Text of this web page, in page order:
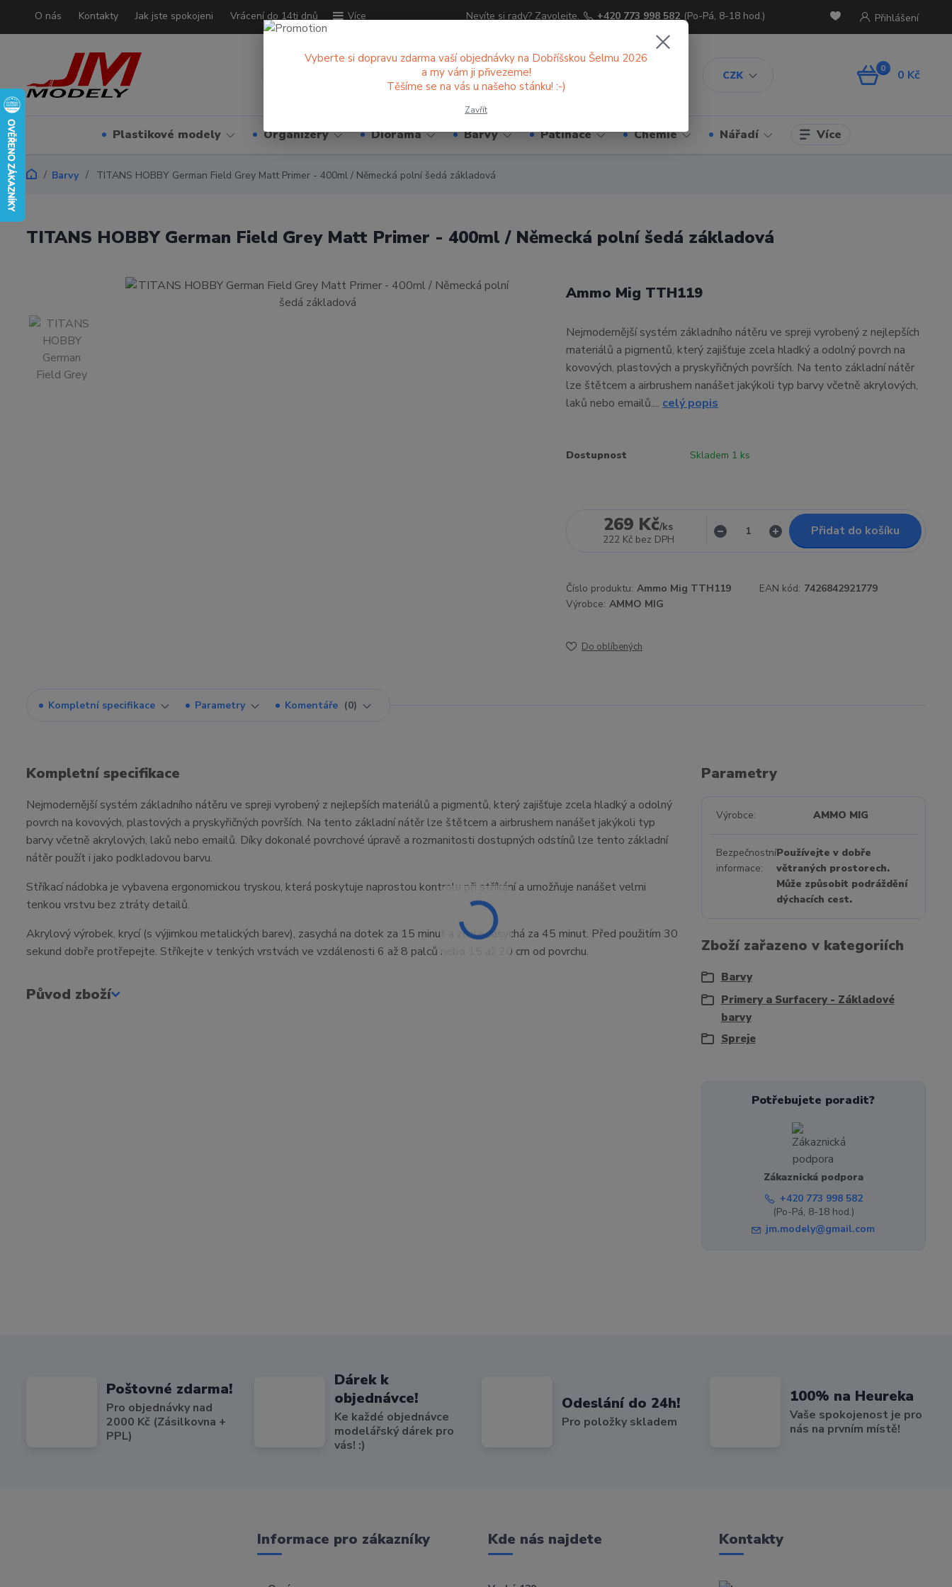
O nás Kontakty Jak jste spokojeni Vrácení do 14ti dnů Více
CZK
Přihlášení
Nevíte si rady? Zavolejte. +420 773 998 582 (Po-Pá, 8-18 hod.)
0 0 Kč
Plastikové modely Organizéry Diorama Barvy Patinace Chemie Nářadí Více
Barvy TITANS HOBBY German Field Grey Matt Primer - 400ml / Německá polní šedá základová
TITANS HOBBY German Field Grey Matt Primer - 400ml / Německá polní šedá základová
Ammo Mig TTH119
Nejmodernější systém základního nátěru ve spreji vyrobený z nejlepších
materiálů a pigmentů, který zajišťuje zcela hladký a odolný povrch na
kovových, plastových a pryskyřičných površích. Na tento základní nátěr
lze štětcem a airbrushem nanášet jakýkoli typ barvy včetně akrylových,
laků nebo emailů.... celý popis
Dostupnost Skladem 1 ks
269 Kč/ks
222 Kč bez DPH
Přidat do košíku
Číslo produktu: Ammo Mig TTH119 EAN kód: 7426842921779
Výrobce: AMMO MIG
Do oblíbených
Kompletní specifikace Parametry Komentáře 0
Kompletní specifikace
Nejmodernější systém základního nátěru ve spreji vyrobený z nejlepších materiálů a pigmentů, který zajišťuje zcela hladký a odolný
povrch na kovových, plastových a pryskyřičných površích. Na tento základní nátěr lze štětcem a airbrushem nanášet jakýkoli typ
barvy včetně akrylových, laků nebo emailů. Díky dokonalé povrchové úpravě a rozmanitosti dostupných odstínů lze tento základní
nátěr použít i jako podkladovou barvu.
Stříkací nádobka je vybavena ergonomickou tryskou, která poskytuje naprostou kontrolu při stříkání a umožňuje nanášet velmi
tenkou vrstvu bez ztráty detailů.
Akrylový výrobek, krycí (s výjimkou metalických barev), zasychá na dotek za 15 minut a zcela zasychá za 45 minut. Před použitím 30
sekund dobře protřepejte. Stříkejte v tenkých vrstvách ve vzdálenosti 6 až 8 palců nebo 15 až 20 cm od povrchu.
Původ zboží
Parametry
Výrobce AMMO MIG
Bezpečnostní
informace
Používejte v dobře
větraných prostorech.
Může způsobit podráždění
dýchacích cest.
Zboží zařazeno v kategoriích
Barvy
Primery a Surfacery - Základové
barvy
Spreje
Potřebujete poradit?
Zákaznická podpora
+420 773 998 582
(Po-Pá, 8-18 hod.)
jm.modely@gmail.com
Poštovné zdarma!
Pro objednávky nad
2000 Kč (Zásilkovna +
PPL)
Dárek k
objednávce!
Ke každé objednávce
modelářský dárek pro
vás! :)
Odeslání do 24h!
Pro položky skladem
100% na Heureka
Vaše spokojenost je pro
nás na prvním místě!
Informace pro zákazníky Kde nás najdete Kontakty
Vyberte si dopravu zdarma vaší objednávky na Dobříšskou Šelmu 2026
a my vám ji přivezeme!
Těšíme se na vás u našeho stánku! :-)
Zavřít